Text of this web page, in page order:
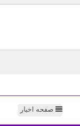
صفحه اخبار